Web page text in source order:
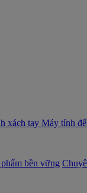
xách tay Máy tính
phẩm bền vững